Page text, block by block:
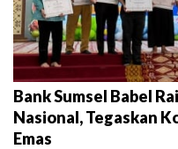
Bank Sumsel Babel
Nasional, Tegaskan
Emas